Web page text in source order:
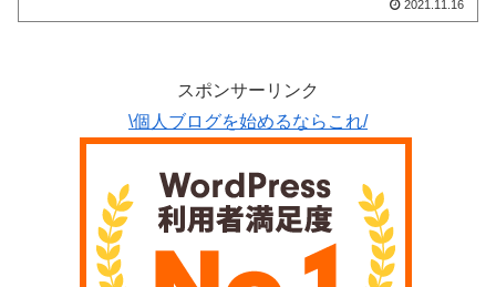
2021.11.16
スポンサーリンク
\個人ブログを始めるならこれ/